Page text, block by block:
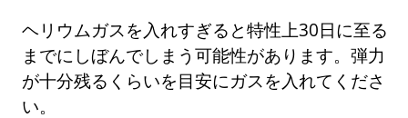
ヘリウムガスを入れすぎると特性上30日に至る
までにしぼんでしまう可能性があります。弾力
が十分残るくらいを目安にガスを入れてくださ
い。